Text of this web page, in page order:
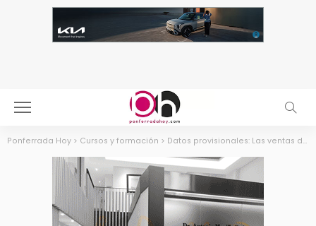
Ponferrada Hoy > Cursos y formación > Datos provisionales: Las ventas de vino de la DO Bierzo crecen un 5 % en el último año